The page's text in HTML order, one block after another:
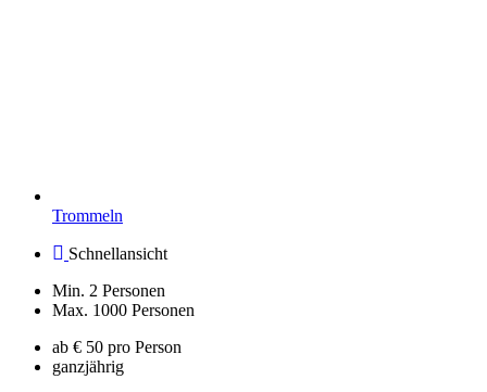
Trommeln
Schnellansicht
Min. 2 Personen
Max. 1000 Personen
ab € 50 pro Person
ganzjährig